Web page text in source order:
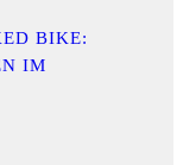
BIKE:
IM